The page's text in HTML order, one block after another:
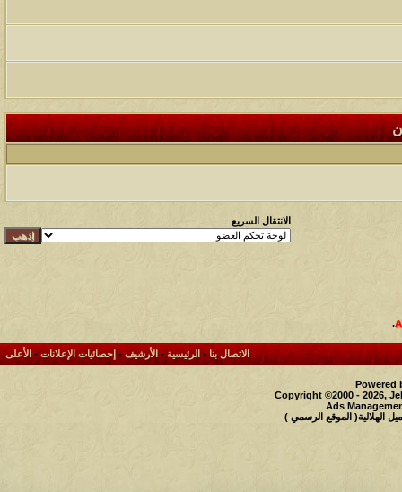
30
100315 آخر رد:الميآسية
الانتقال السريع
.
الاتصال بنا- الرئيسية-الأرشيف- إحصائيات الإعلانات- الأعلى
Powered
Copyright ©2000 - 2026,
Ads
الهلالية( الموقع الرسمي )